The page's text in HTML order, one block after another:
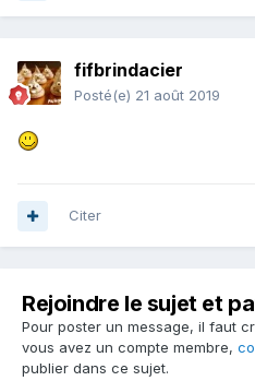
fifbrindacier
Posté(e) 21 août 2019
Citer
Rejoindre le sujet et
Pour poster un message, il faut
vous avez un compte membre,
publier dans ce sujet.